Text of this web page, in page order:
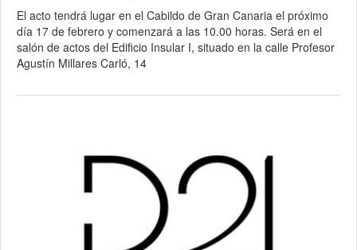
El acto tendrá lugar en el Cabildo de Gran Canaria el próximo
día 17 de febrero y comenzará a las 10.00 horas. Será en el
salón de actos del Edificio Insular I, situado en la calle Profesor
Agustín Millares Carló, 14